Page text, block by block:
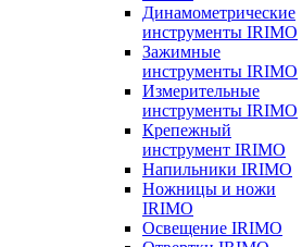
Динамометрические
инструменты IRIMO
Зажимные
инструменты IRIMO
Измерительные
инструменты IRIMO
Крепежный
инструмент IRIMO
Напильники IRIMO
Ножницы и ножи
IRIMO
Освещение IRIMO